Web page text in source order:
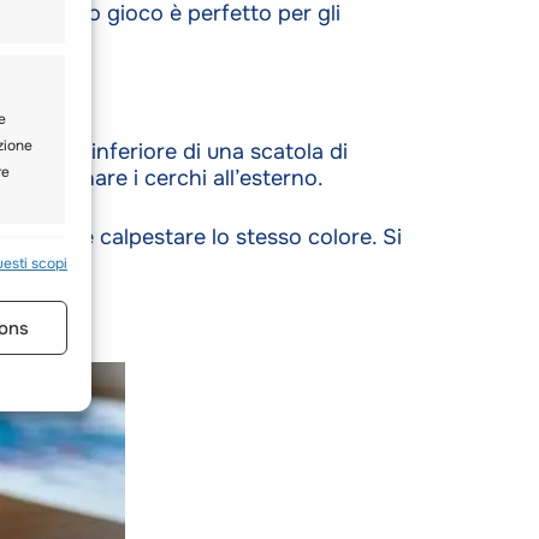
attivo
scopi
Questo gioco è perfetto per gli
parte inferiore di una scatola di
disegnare i cerchi all’esterno.
e calpestare lo stesso colore. Si